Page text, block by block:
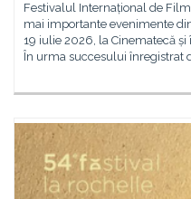
Festivalul Internațional de
mai importante evenimente
19 iulie 2026, la Cinematecă
În urma succesului înregistrat